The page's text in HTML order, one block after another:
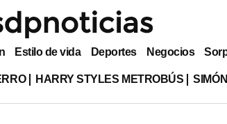
Estilo de vida Deportes Negocios
HARRY STYLES METROBÚS